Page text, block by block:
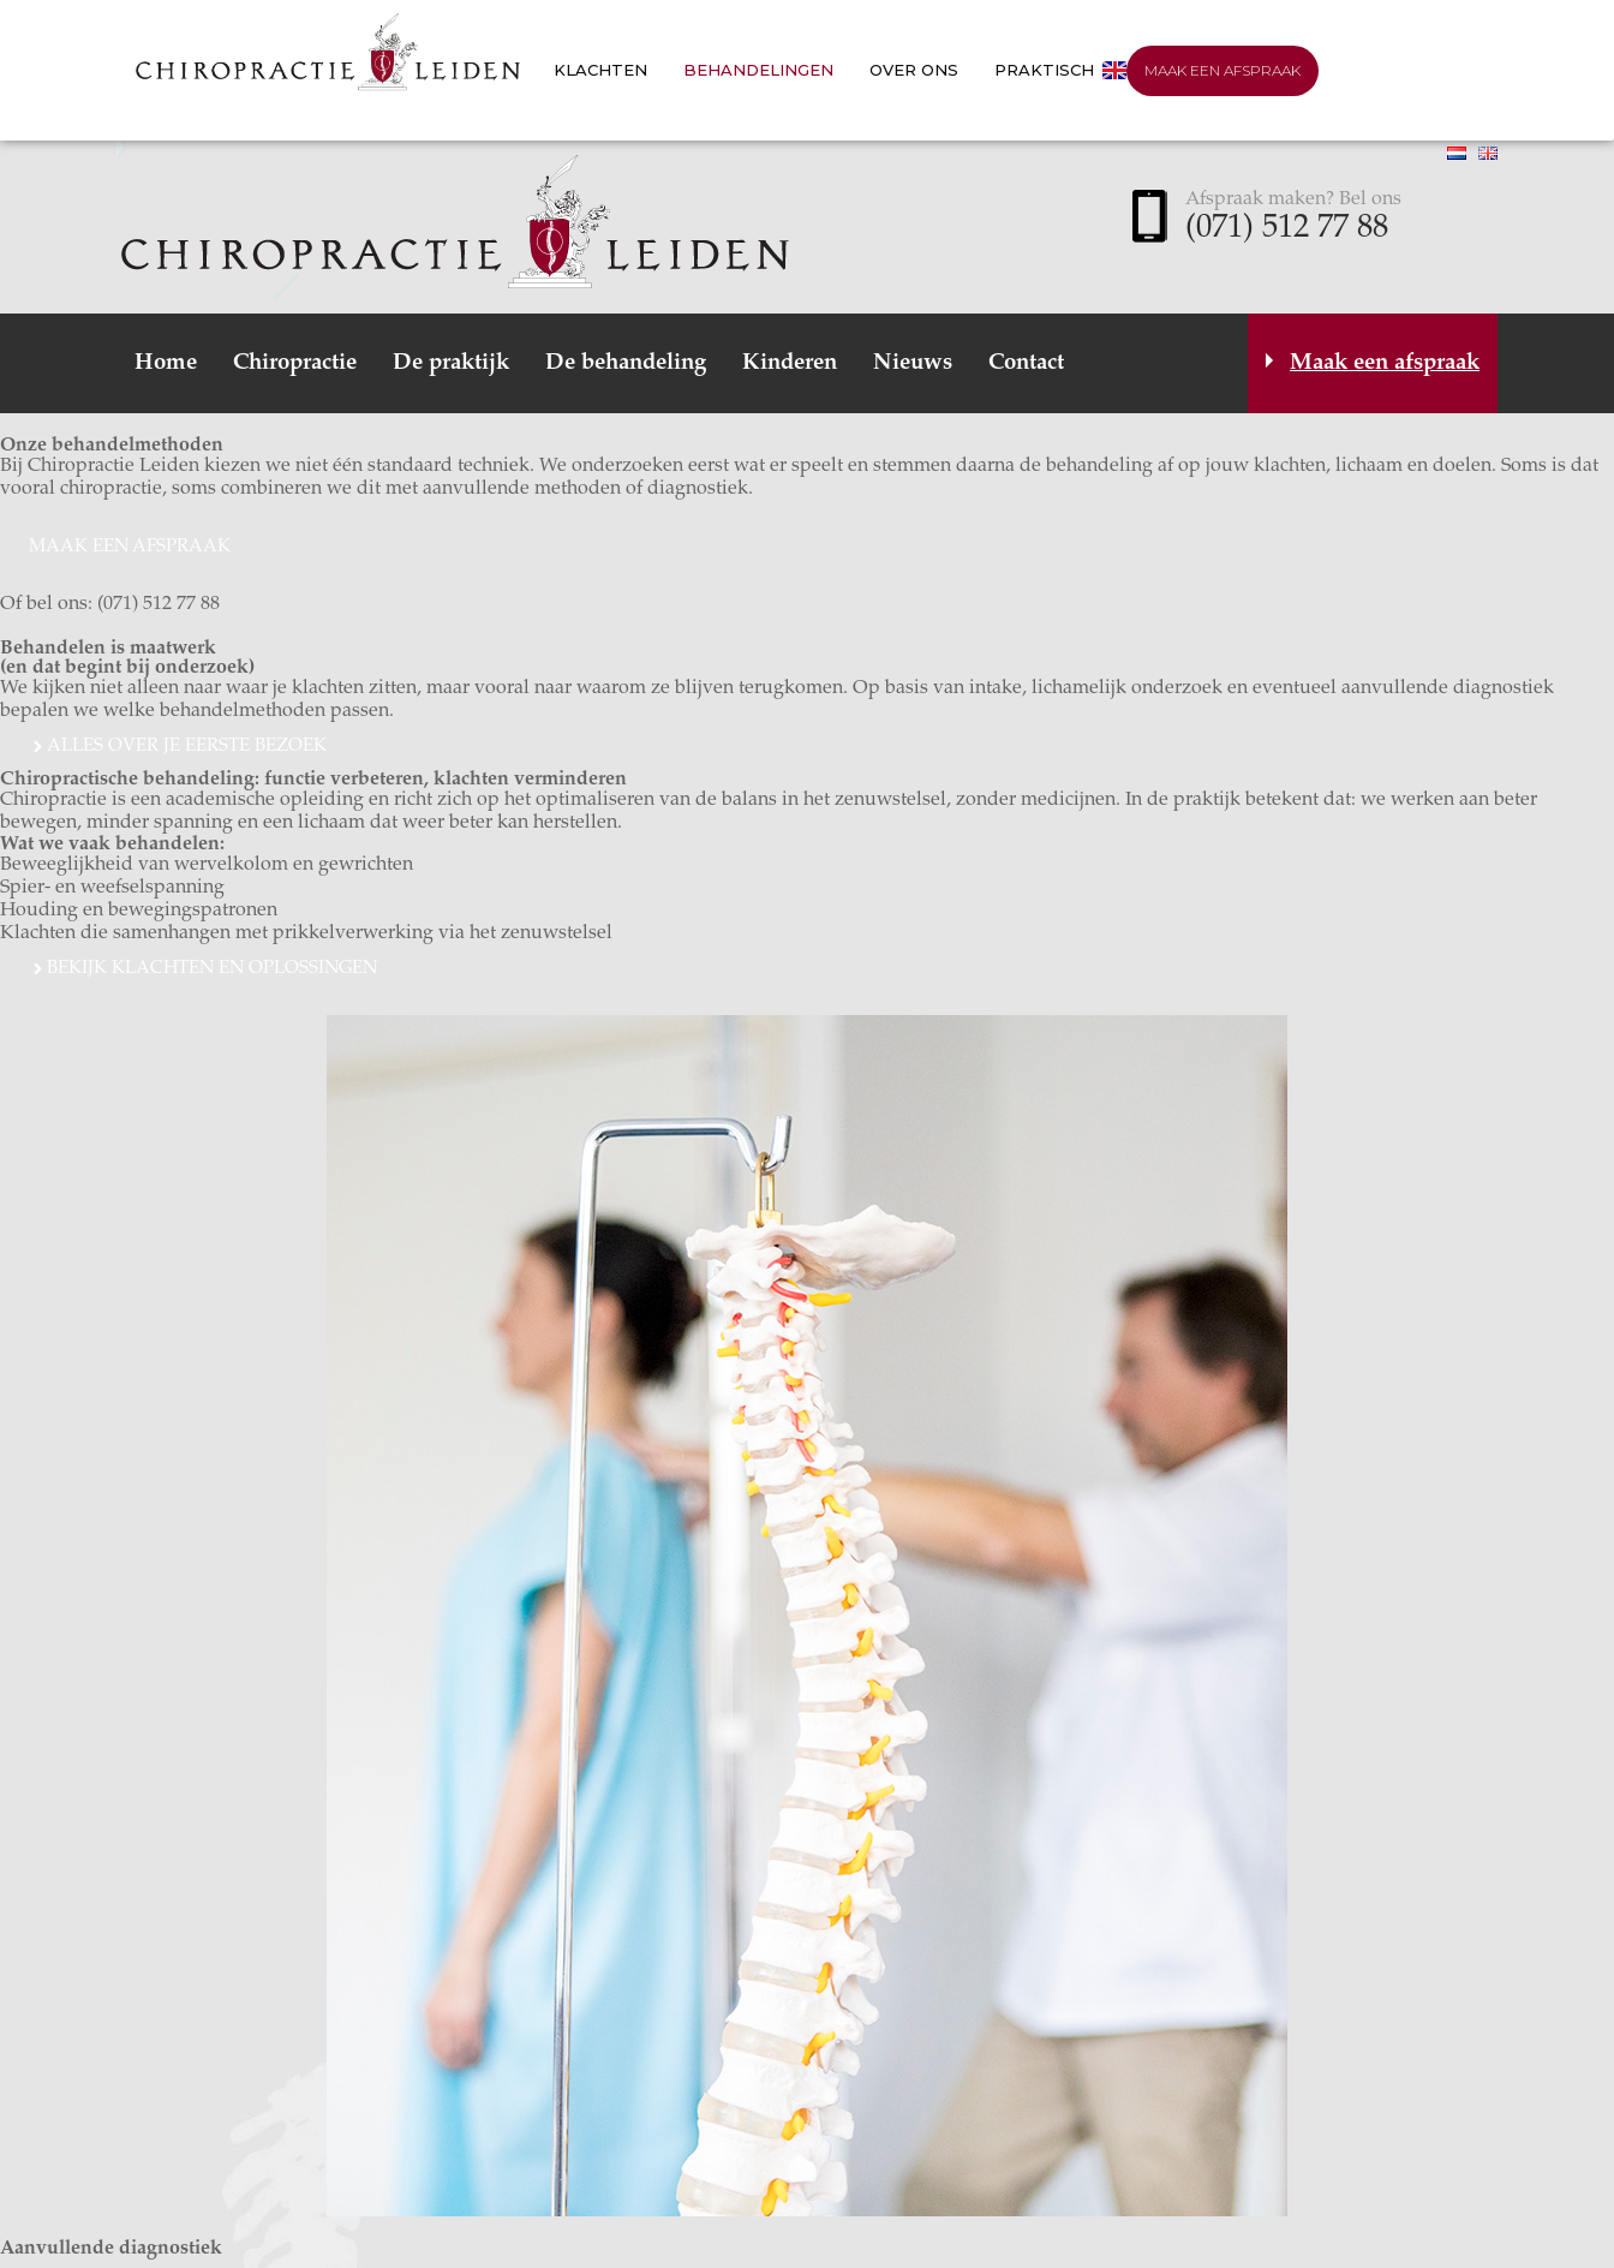
KLACHTEN BEHANDELINGEN OVER ONS PRAKTISCH MAAK EEN AFSPRAAK
Afspraak maken? Bel ons
(071) 512 77 88
Home Chiropractie De praktijk De behandeling Kinderen Nieuws Contact Maak een afspraak
Onze behandelmethoden
Bij Chiropractie Leiden kiezen we niet één standaard techniek. We onderzoeken eerst wat er speelt en stemmen daarna de behandeling af op jouw klachten, lichaam en doelen. Soms is dat
vooral chiropractie, soms combineren we dit met aanvullende methoden of diagnostiek.
MAAK EEN AFSPRAAK
Of bel ons: (071) 512 77 88
Behandelen is maatwerk
(en dat begint bij onderzoek)
We kijken niet alleen naar waar je klachten zitten, maar vooral naar waarom ze blijven terugkomen. Op basis van intake, lichamelijk onderzoek en eventueel aanvullende diagnostiek
bepalen we welke behandelmethoden passen.
ALLES OVER JE EERSTE BEZOEK
Chiropractische behandeling: functie verbeteren, klachten verminderen
Chiropractie is een academische opleiding en richt zich op het optimaliseren van de balans in het zenuwstelsel, zonder medicijnen. In de praktijk betekent dat: we werken aan beter
bewegen, minder spanning en een lichaam dat weer beter kan herstellen.
Wat we vaak behandelen:
Beweeglijkheid van wervelkolom en gewrichten
Spier- en weefselspanning
Houding en bewegingspatronen
Klachten die samenhangen met prikkelverwerking via het zenuwstelsel
BEKIJK KLACHTEN EN OPLOSSINGEN
Aanvullende diagnostiek